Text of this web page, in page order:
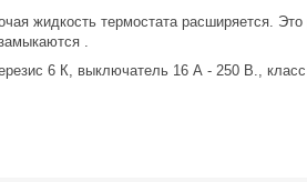
жидкость термостата расширяется.
.
6 К, выключатель 16 А - 250 В.,